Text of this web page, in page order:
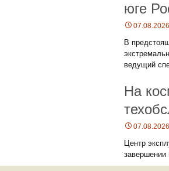
юге
07.08.2026
В
ведущий
На
07.08.2026
Центр
завершении